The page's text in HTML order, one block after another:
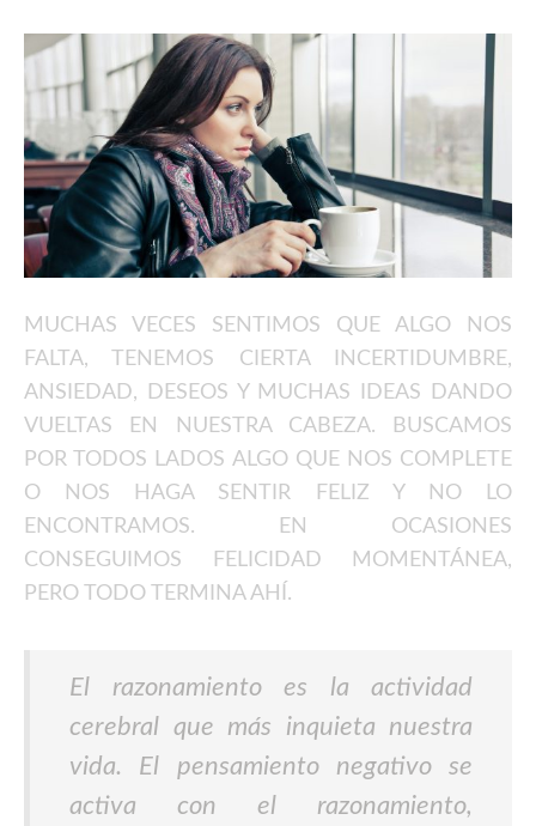
MUCHAS VECES SENTIMOS QUE ALGO NOS
FALTA, TENEMOS CIERTA INCERTIDUMBRE,
ANSIEDAD, DESEOS Y MUCHAS IDEAS DANDO
VUELTAS EN NUESTRA CABEZA. BUSCAMOS
POR TODOS LADOS ALGO QUE NOS COMPLETE
O NOS HAGA SENTIR FELIZ Y NO LO
ENCONTRAMOS. EN OCASIONES
CONSEGUIMOS FELICIDAD MOMENTÁNEA,
PERO TODO TERMINA AHÍ.
El razonamiento es la actividad
cerebral que más inquieta nuestra
vida. El pensamiento negativo se
activa con el razonamiento,